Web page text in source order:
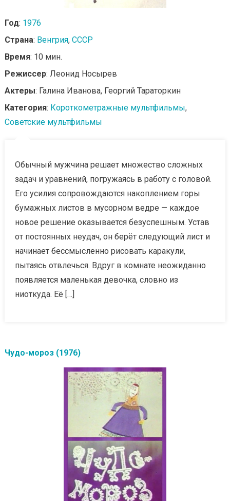
Год: 1976
Страна: Венгрия, СССР
Время: 10 мин.
Режиссер: Леонид Носырев
Актеры: Галина Иванова, Георгий Тараторкин
Категория: Короткометражные мультфильмы,
Советские мультфильмы
Обычный мужчина решает множество сложных
задач и уравнений, погружаясь в работу с головой.
Его усилия сопровождаются накоплением горы
бумажных листов в мусорном ведре — каждое
новое решение оказывается безуспешным. Устав
от постоянных неудач, он берёт следующий лист и
начинает бессмысленно рисовать каракули,
пытаясь отвлечься. Вдруг в комнате неожиданно
появляется маленькая девочка, словно из
ниоткуда. Её […]
Чудо-мороз (1976)